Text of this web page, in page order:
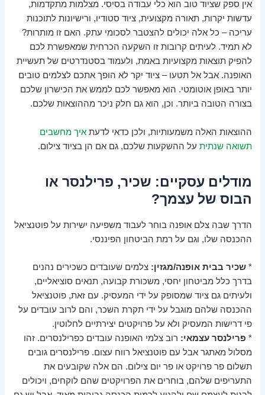
אין ספק שציוד טוב הוא כלי עבודה בסיסי. מצלמות מתקדמות,
עדשות יקרות, תאורה מקצועית, ציוד סטודיו, ורישיונות לתוכנות
עריכה – כל אלה יכולים להצטבר לסכומי עתק. האם זו מותרות?
לא תמיד. לעיתים קרובות זו השקעה הכרחית שמאפשרת לכם
להפיק תוצאות מקצועיות באמת, ולעמוד בסטנדרטים של תעשיית
האופנה. אבל אל תטעו – ציוד יקר לא הופך אתכם לצלמים טובים
יותר באופן אוטומטי. הוא מאפשר לכם לממש את הכישרון שלכם
בצורה הטובה ביותר. וכן, הוא גם חלק ניכר מההוצאות שלכם.
ההוצאות האלה משמעותיות, ולכן כדאי לדעתאיך מחשבים
תשואה שנתית על ההשקעות שלכם, גם אם הן בציוד צילום.
מודלים עסקיים: שכיר, פרילנסר או
הבוס של עצמך?
הדרך שבה צלם אופנה בוחר לעבוד משפיעה ישירות על פוטנציאל
ההכנסה שלו, וגם על רמת הביטחון הפיננסי.
*שכיר בבית אופנה/מגזין: צלמים שעובדים כשכירים נהנים
בדרך כלל מביטחון יחסי, משכורת קבועה, תנאים סוציאליים,
ולעיתים גם ציוד שמסופק על ידי המעסיק. עם זאת, פוטנציאל
ההכנסה שלהם מוגבל על ידי תקרת השכר, והם לרוב עובדים על
פי דרישות המעסיק ולא על פרויקטים יצירתיים לחלוטין.
* פרילנסר עצמאי: רוב צלמי האופנה עובדים כפרילנסרים. זהו
מסלול מאתגר אבל עם פוטנציאל רווח עצום. פרילנסרים גובים
תשלום פר פרויקט או פר יום צילום. הם אלה שקובעים את
התעריפים שלהם, בוחרים את הפרויקטים שהם לוקחים, ויכולים